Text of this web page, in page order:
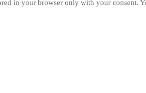
in your browser only with your consent.